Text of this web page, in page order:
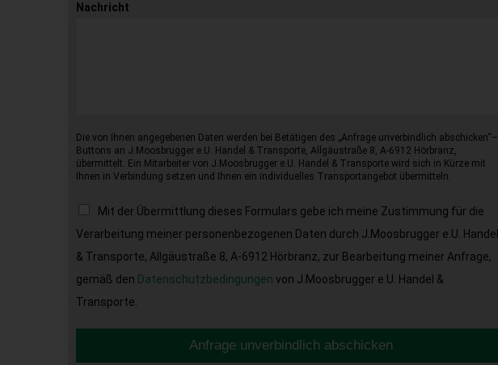
Nachricht
Die von Ihnen angegebenen Daten werden bei Betätigen des „Anfrage unverbindlich abschicken“–
Buttons an J.Moosbrugger e.U. Handel & Transporte, Allgäustraße 8, A-6912 Hörbranz,
übermittelt. Ein Mitarbeiter von J.Moosbrugger e.U. Handel & Transporte wird sich in Kürze mit
Ihnen in Verbindung setzen und Ihnen ein individuelles Transportangebot übermitteln.
Mit der Übermittlung dieses Formulars gebe ich meine Zustimmung für die
Verarbeitung meiner personenbezogenen Daten durch J.Moosbrugger e.U. Handel
& Transporte, Allgäustraße 8, A-6912 Hörbranz, zur Bearbeitung meiner Anfrage,
gemäß den Datenschutzbedingungen von J.Moosbrugger e.U. Handel &
Transporte.
Anfrage unverbindlich abschicken